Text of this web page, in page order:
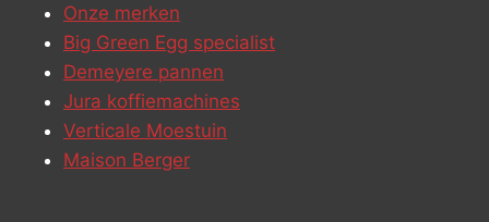
Onze merken
Big Green Egg specialist
Demeyere pannen
Jura koffiemachines
Verticale Moestuin
Maison Berger